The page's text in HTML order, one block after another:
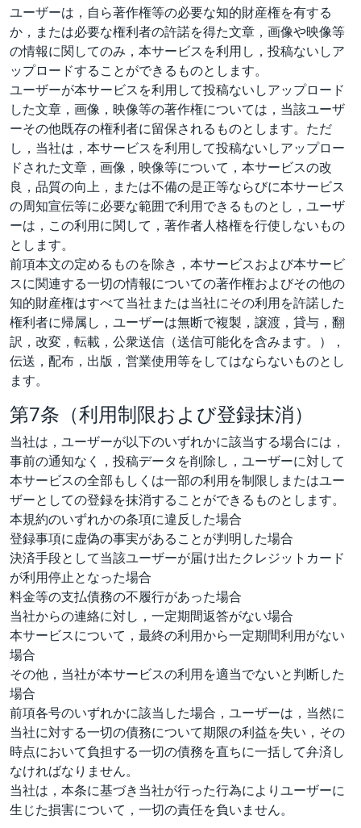
ユーザーは，自ら著作権等の必要な知的財産権を有する
か，または必要な権利者の許諾を得た文章，画像や映像等
の情報に関してのみ，本サービスを利用し，投稿ないしア
ップロードすることができるものとします。
ユーザーが本サービスを利用して投稿ないしアップロード
した文章，画像，映像等の著作権については，当該ユーザ
ーその他既存の権利者に留保されるものとします。ただ
し，当社は，本サービスを利用して投稿ないしアップロー
ドされた文章，画像，映像等について，本サービスの改
良，品質の向上，または不備の是正等ならびに本サービス
の周知宣伝等に必要な範囲で利用できるものとし，ユーザ
ーは，この利用に関して，著作者人格権を行使しないもの
とします。
前項本文の定めるものを除き，本サービスおよび本サービ
スに関連する一切の情報についての著作権およびその他の
知的財産権はすべて当社または当社にその利用を許諾した
権利者に帰属し，ユーザーは無断で複製，譲渡，貸与，翻
訳，改変，転載，公衆送信（送信可能化を含みます。），
伝送，配布，出版，営業使用等をしてはならないものとし
ます。
第7条（利用制限および登録抹消）
当社は，ユーザーが以下のいずれかに該当する場合には，
事前の通知なく，投稿データを削除し，ユーザーに対して
本サービスの全部もしくは一部の利用を制限しまたはユー
ザーとしての登録を抹消することができるものとします。
本規約のいずれかの条項に違反した場合
登録事項に虚偽の事実があることが判明した場合
決済手段として当該ユーザーが届け出たクレジットカード
が利用停止となった場合
料金等の支払債務の不履行があった場合
当社からの連絡に対し，一定期間返答がない場合
本サービスについて，最終の利用から一定期間利用がない
場合
その他，当社が本サービスの利用を適当でないと判断した
場合
前項各号のいずれかに該当した場合，ユーザーは，当然に
当社に対する一切の債務について期限の利益を失い，その
時点において負担する一切の債務を直ちに一括して弁済し
なければなりません。
当社は，本条に基づき当社が行った行為によりユーザーに
生じた損害について，一切の責任を負いません。